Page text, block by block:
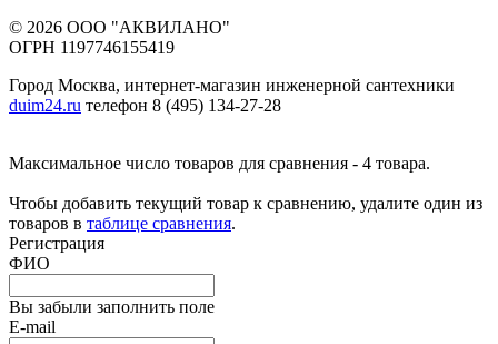
© 2026 ООО "АКВИЛАНО"
ОГРН 1197746155419
Город Москва, интернет-магазин инженерной сантехники
duim24.ru телефон 8 (495) 134-27-28
Максимальное число товаров для сравнения - 4 товара.
Чтобы добавить текущий товар к сравнению, удалите один из
товаров в таблице сравнения.
Регистрация
ФИО
Вы забыли заполнить поле
E-mail